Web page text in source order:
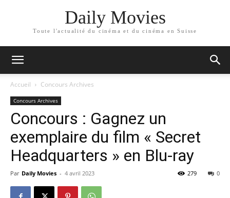
Daily Movies
Toute l'actualité du cinéma et du cinéma en Suisse
Accueil Concours Archives
Concours Archives
Concours : Gagnez un
exemplaire du film « Secret
Headquarters » en Blu-ray
Par Daily Movies - 4 avril 2023 0
279